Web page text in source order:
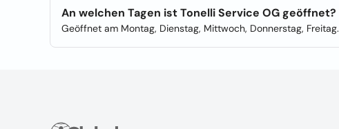
An welchen Tagen ist Tonelli Service OG geöffnet?
Geöffnet am Montag, Dienstag, Mittwoch, Donnerstag, Freitag.